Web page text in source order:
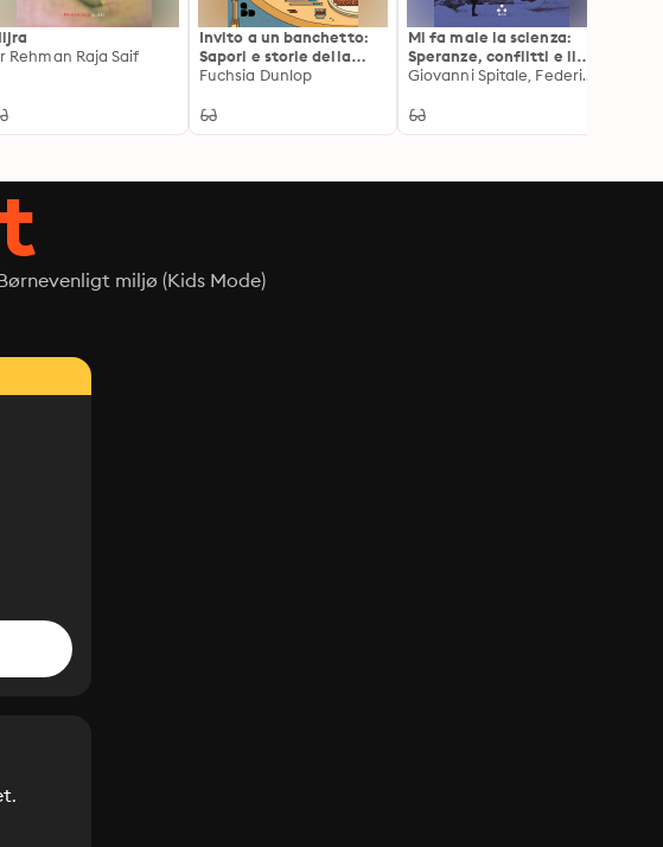
Rehman Raja Saif
Invito a un banchetto:
Sapori e storie della
cucina cinese
Fuchsia Dunlop
Mi fa male la scienza:
Speranze, conflitti e il
futuro della conoscenza
Giovanni Spitale, Federico Germani
miljø (Kids Mode)